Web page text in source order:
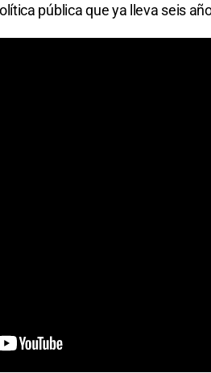
pública que ya lleva seis